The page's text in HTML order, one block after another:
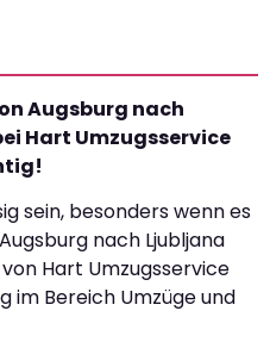
Augsburg nach
Hart Umzugsservice
sein, besonders wenn es
nach Ljubljana
Hart Umzugsservice
im Bereich Umzüge und